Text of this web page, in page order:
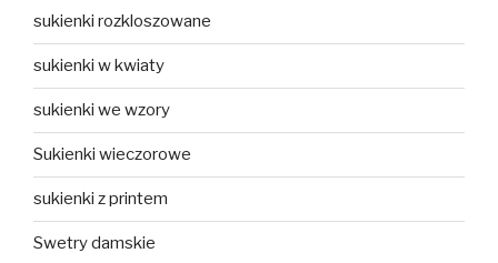
sukienki rozkloszowane
sukienki w kwiaty
sukienki we wzory
Sukienki wieczorowe
sukienki z printem
Swetry damskie